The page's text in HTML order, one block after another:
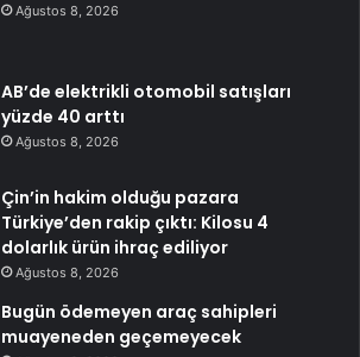
Ağustos 8, 2026
AB’de elektrikli otomobil satışları
yüzde 40 arttı
Ağustos 8, 2026
Çin’in hakim olduğu pazara
Türkiye’den rakip çıktı: Kilosu 4
dolarlık ürün ihraç ediliyor
Ağustos 8, 2026
Bugün ödemeyen araç sahipleri
muayeneden geçemeyecek